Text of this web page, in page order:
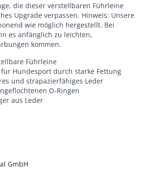
die dieser verstellbaren Führleine
Upgrade verpassen. Hinweis: Unsere
wie möglich hergestellt. Bei
es anfänglich zu leichten,
kommen.
Führleine
Hundesport durch starke Fettung
und strapazierfähiges Leder
O-Ringen
aus Leder
GmbH